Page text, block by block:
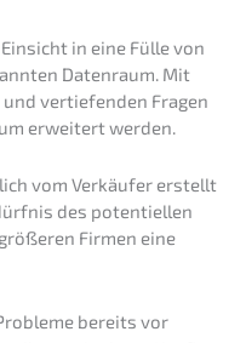
in eine Fülle von
Daten­raum. Mit
vertie­fen­den Fragen
erwei­tert werden.
vom Verkäu­fer erstellt
des poten­ti­el­len
Firmen eine
bereits vor